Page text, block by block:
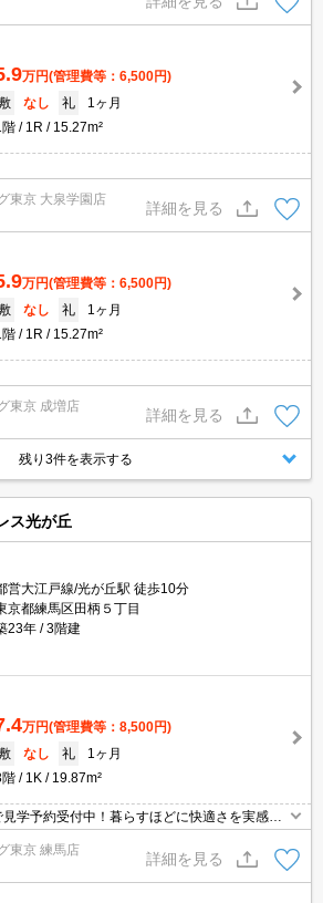
万円(管理費等：6,500円)
なし 礼
1ヶ月
階
1R 15.27m²
東京 大泉学園店
詳細を見る
万円(管理費等：6,500円)
なし 礼
1ヶ月
階
1R 15.27m²
東京 成増店
詳細を見る
残り3件を表示する
ス光が丘
営大江戸線/光が丘駅 徒歩10分
京都練馬区田柄５丁目
23年
3階建
万円(管理費等：8,500円)
なし 礼
1ヶ月
階
1K 19.87m²
学予約受付中！暮らすほどに快適さを実感で
業施設の多さ！日常の買い物に便利！
東京 練馬店
詳細を見る